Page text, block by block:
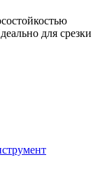
для срезки